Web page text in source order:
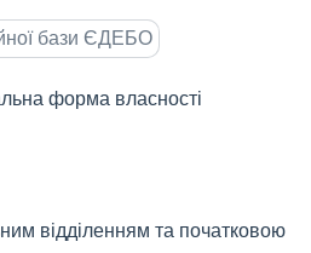
бази ЄДЕБО
форма власності
відділенням та початковою